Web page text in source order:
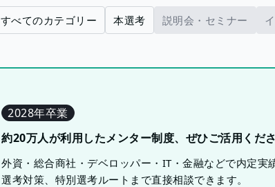
すべてのカテゴリー 本選考 説明会・セミナー
2028年卒業
約20万人が利用したメンター制度、ぜひご活用くだ
外資・総合商社・デベロッパー・IT・金融などで内定実
選考対策、特別選考ルートまで直接相談できます。